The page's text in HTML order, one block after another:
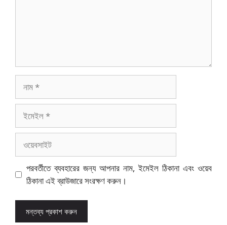
ইমেইল
পরবর্তীতে ব্যবহারের জন্য আপনার নাম, ইমেইল ঠিকানা এবং ওয়েব
ঠিকানা এই ব্রাউজারে সংরক্ষণ করুন।